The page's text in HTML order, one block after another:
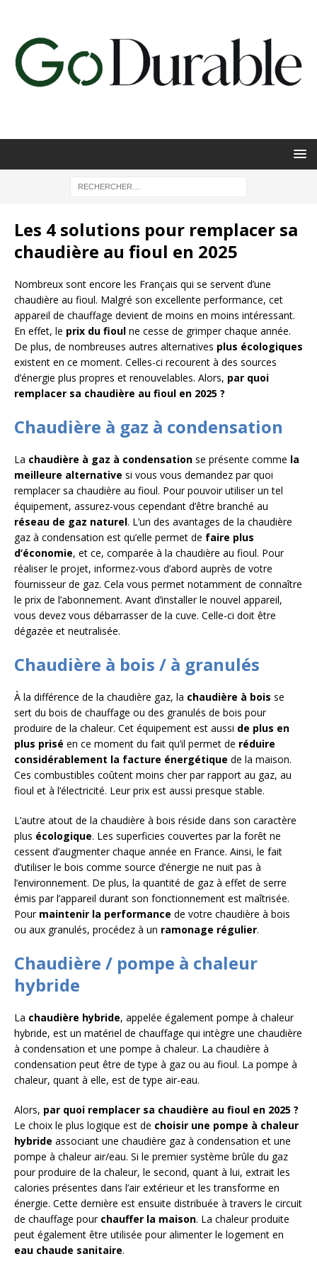
Les 4 solutions pour remplacer sa
chaudière au fioul en 2025
Nombreux sont encore les Français qui se servent d’une
chaudière au fioul. Malgré son excellente performance, cet
appareil de chauffage devient de moins en moins intéressant.
En effet, le prix du fioul ne cesse de grimper chaque année.
De plus, de nombreuses autres alternatives plus écologiques
existent en ce moment. Celles-ci recourent à des sources
d’énergie plus propres et renouvelables. Alors, par quoi
remplacer sa chaudière au fioul en 2025 ?
Chaudière à gaz à condensation
La chaudière à gaz à condensation se présente comme la
meilleure alternative si vous vous demandez par quoi
remplacer sa chaudière au fioul. Pour pouvoir utiliser un tel
équipement, assurez-vous cependant d’être branché au
réseau de gaz naturel. L’un des avantages de la chaudière
gaz à condensation est qu’elle permet de faire plus
d’économie, et ce, comparée à la chaudière au fioul. Pour
réaliser le projet, informez-vous d’abord auprès de votre
fournisseur de gaz. Cela vous permet notamment de connaître
le prix de l’abonnement. Avant d’installer le nouvel appareil,
vous devez vous débarrasser de la cuve. Celle-ci doit être
dégazée et neutralisée.
Chaudière à bois / à granulés
À la différence de la chaudière gaz, la chaudière à bois se
sert du bois de chauffage ou des granulés de bois pour
produire de la chaleur. Cet équipement est aussi de plus en
plus prisé en ce moment du fait qu’il permet de réduire
considérablement la facture énergétique de la maison.
Ces combustibles coûtent moins cher par rapport au gaz, au
fioul et à l’électricité. Leur prix est aussi presque stable.
L’autre atout de la chaudière à bois réside dans son caractère
plus écologique. Les superficies couvertes par la forêt ne
cessent d’augmenter chaque année en France. Ainsi, le fait
d’utiliser le bois comme source d’énergie ne nuit pas à
l’environnement. De plus, la quantité de gaz à effet de serre
émis par l’appareil durant son fonctionnement est maîtrisée.
Pour maintenir la performance de votre chaudière à bois
ou aux granulés, procédez à un ramonage régulier.
Chaudière / pompe à chaleur
hybride
La chaudière hybride, appelée également pompe à chaleur
hybride, est un matériel de chauffage qui intègre une chaudière
à condensation et une pompe à chaleur. La chaudière à
condensation peut être de type à gaz ou au fioul. La pompe à
chaleur, quant à elle, est de type air-eau.
Alors, par quoi remplacer sa chaudière au fioul en 2025 ?
Le choix le plus logique est de choisir une pompe à chaleur
hybride associant une chaudière gaz à condensation et une
pompe à chaleur air/eau. Si le premier système brûle du gaz
pour produire de la chaleur, le second, quant à lui, extrait les
calories présentes dans l’air extérieur et les transforme en
énergie. Cette dernière est ensuite distribuée à travers le circuit
de chauffage pour chauffer la maison. La chaleur produite
peut également être utilisée pour alimenter le logement en
eau chaude sanitaire.